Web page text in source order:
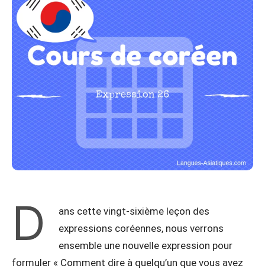
D
ans cette vingt-sixième leçon des
expressions coréennes, nous verrons
ensemble une nouvelle expression pour
formuler « Comment dire à quelqu’un que vous avez